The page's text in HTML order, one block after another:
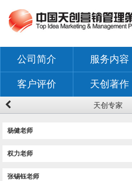
公司简介 服务内容
客户评价 天创著作
天创专家
杨健老师
权力老师
张锡钰老师